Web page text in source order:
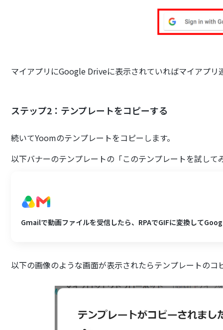
マイアプリにGoogle Driveに表示されていればマイアプリ
ステップ2：テンプレートをコピーする
続いてYoomのテンプレートをコピーします。
以下バナーのテンプレートの「このテンプレートを試して
Gmailで動画ファイルを受信したら、RPAでGIFに変換して
以下の画像のような画面が表示されたらテンプレートのコ